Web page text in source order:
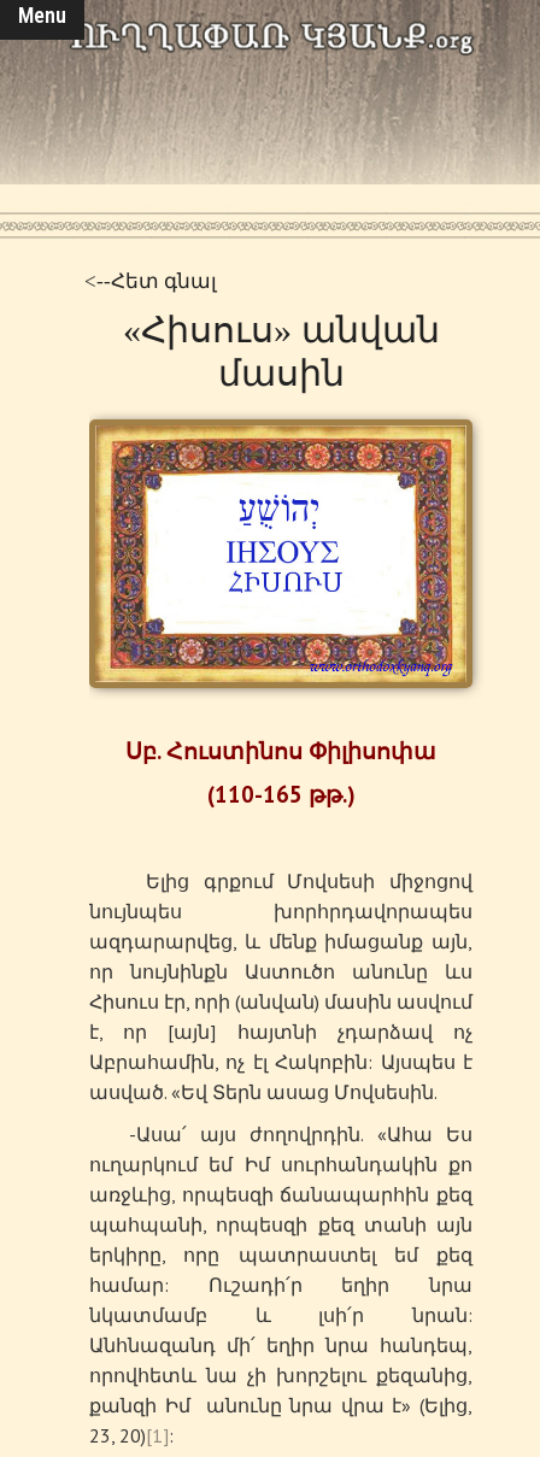
Menu
<--Հետ գնալ
«Հիսուս» անվան
մասին
Սբ. Հուստինոս Փիլիսոփա
(110-165 թթ.)
Ելից գրքում Մովսեսի միջոցով
նույնպես խորհրդավորապես
ազդարարվեց, և մենք իմացանք այն,
որ նույնինքն Աստուծո անունը ևս
Հիսուս էր, որի (անվան) մասին ասվում
է, որ [այն] հայտնի չդարձավ ոչ
Աբրահամին, ոչ էլ Հակոբին: Այսպես է
ասված. «Եվ Տերն ասաց Մովսեսին.
-Ասա՛ այս ժողովրդին. «Ահա Ես
ուղարկում եմ Իմ սուրհանդակին քո
առջևից, որպեսզի ճանապարհին քեզ
պահպանի, որպեսզի քեզ տանի այն
երկիրը, որը պատրաստել եմ քեզ
համար: Ուշադի՛ր եղիր նրա
նկատմամբ և լսի՛ր նրան:
Անհնազանդ մի՛ եղիր նրա հանդեպ,
որովհետև նա չի խորշելու քեզանից,
քանզի Իմ անունը նրա վրա է» (Ելից,
23, 20)[1]: